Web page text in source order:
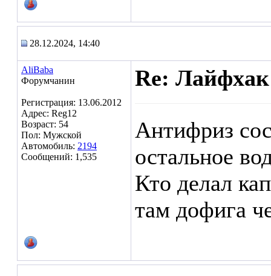
28.12.2024, 14:40
AliBaba
Форумчанин
Регистрация: 13.06.2012
Адрес: Reg12
Возраст: 54
Пол: Мужской
Автомобиль: 2194
Сообщений: 1,535
Re:
Антифриз
остальное
Кто делал
там дофига